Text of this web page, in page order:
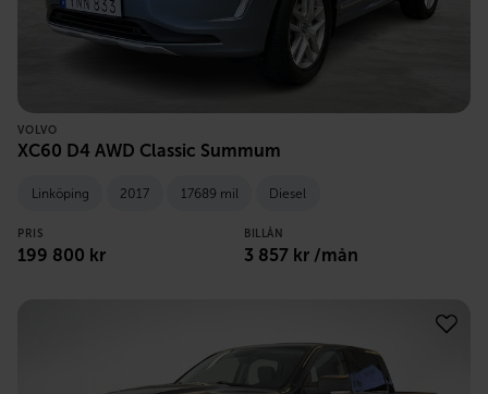
VOLVO
XC60 D4 AWD Classic Summum
Linköping 2017 17689 mil Diesel
PRIS
199 800 kr
BILLÅN
3 857 kr /mån